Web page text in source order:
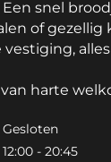
snel
of gezellig
vestiging,
harte
Gesloten
12:00 - 20:45